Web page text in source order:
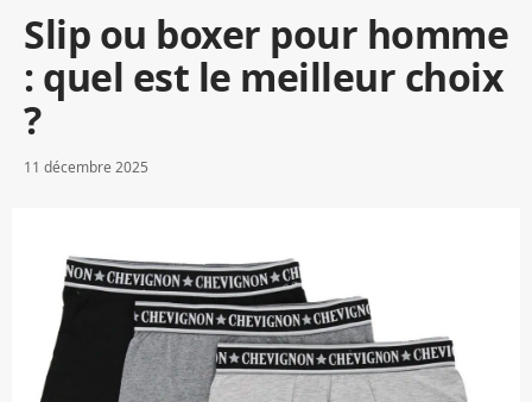
Slip ou boxer pour homme
: quel est le meilleur choix
?
11 décembre 2025